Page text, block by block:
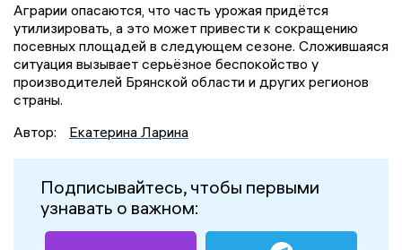
Аграрии опасаются, что часть урожая придётся
утилизировать, а это может привести к сокращению
посевных площадей в следующем сезоне. Сложившаяся
ситуация вызывает серьёзное беспокойство у
производителей Брянской области и других регионов
страны.
Автор:
Екатерина Ларина
Подписывайтесь, чтобы первыми
узнавать о важном: